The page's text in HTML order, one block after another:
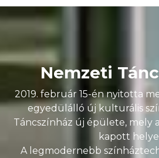
Nemzeti
2019. február 15-én nyitotta
egyedülálló új kulturális
Táncszínház új épülete, mely
kapott
A legmodernebb